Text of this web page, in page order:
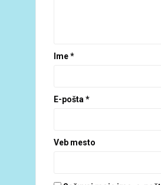
Ime*
E-pošta *
Veb mesto